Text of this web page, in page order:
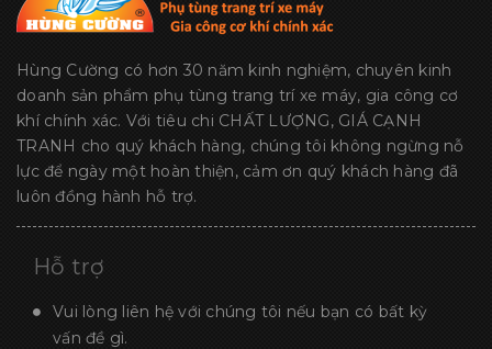
Hùng Cường có hơn 30 năm kinh nghiệm, chuyên kinh
doanh sản phẩm phụ tùng trang trí xe máy, gia công cơ
khí chính xác. Với tiêu chi CHẤT LƯỢNG, GIÁ CẠNH
TRANH cho quý khách hàng, chúng tôi không ngừng nỗ
lực để ngày một hoàn thiện, cảm ơn quý khách hàng đã
luôn đồng hành hỗ trợ.
Hỗ trợ
Vui lòng liên hệ với chúng tôi nếu bạn có bất kỳ
vấn đề gì.